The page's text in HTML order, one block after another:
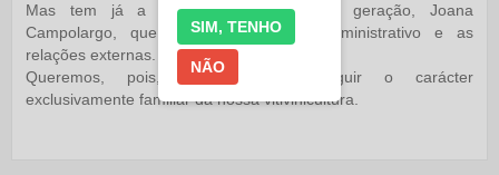
Mas tem já a colaboração da quarta geração, Joana
Campolargo, que assegura o apoio administrativo e as
relações externas.
Queremos, pois, manter e prosseguir o carácter
exclusivamente familiar da nossa vitivinicultura.
SIM, TENHO
NÃO